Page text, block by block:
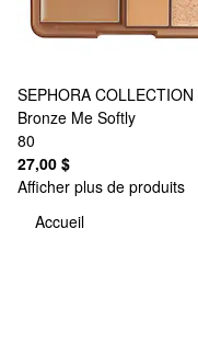
SEPHORA COLLECTION
Bronze Me Softly
80
27,00 $
Afficher plus de produits
Accueil